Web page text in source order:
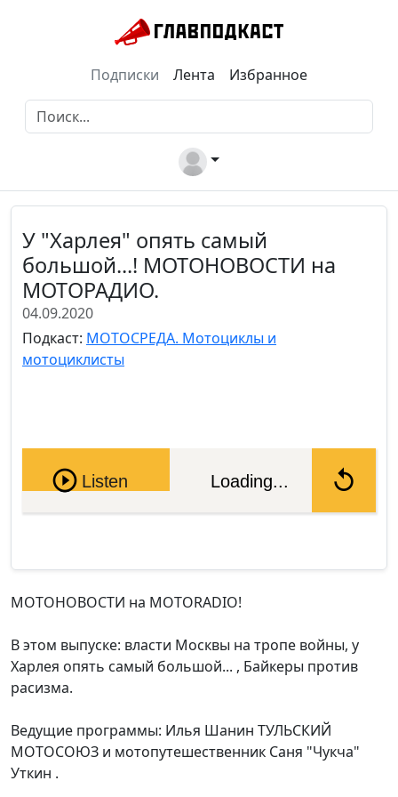
Подписки Лента Избранное
У "Харлея" опять самый
большой...! МОТОНОВОСТИ на
МОТОРАДИО.
04.09.2020
Подкаст: МОТОСРЕДА. Мотоциклы и
мотоциклисты
Pause
Listen Loading...
МОТОНОВОСТИ на MOTORADIO!
В этом выпуске: власти Москвы на тропе войны, у
Харлея опять самый большой... , Байкеры против
расизма.
Ведущие программы: Илья Шанин ТУЛЬСКИЙ
МОТОСОЮЗ и мотопутешественник Саня "Чукча"
Уткин .